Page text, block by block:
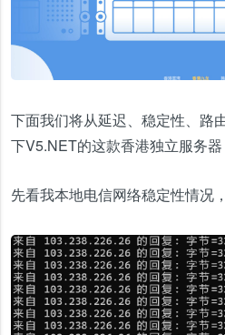
下面我们将从延迟、稳定性、路
下V5.NET的这款香港独立服务器
先看我本地电信网络稳定性情况